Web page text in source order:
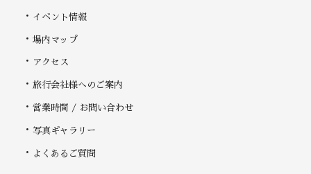
イベント情報
場内マップ
アクセス
旅行会社様へのご案内
営業時間 / お問い合わせ
写真ギャラリー
よくあるご質問